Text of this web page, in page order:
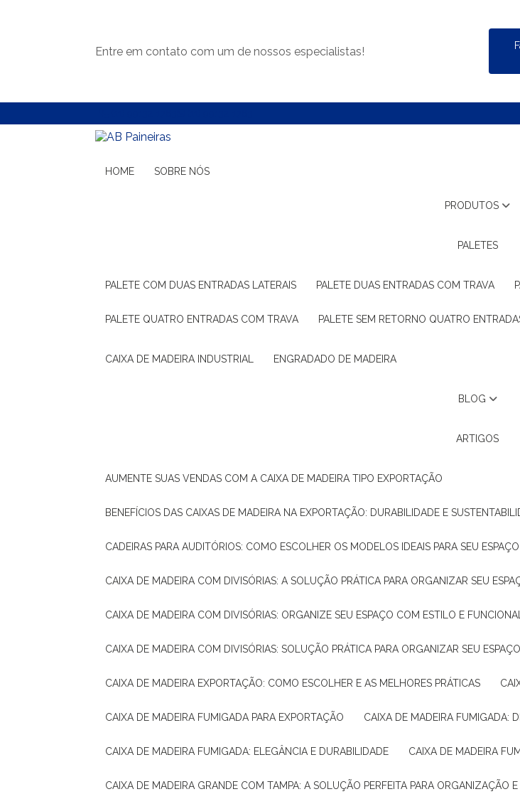
Entre em contato com um de nossos especialistas!
HOME SOBRE NÓS
PRODUTOS
PALETES
PALETE COM DUAS ENTRADAS LATERAIS PALETE DUAS ENTRADAS COM TRAVA
PALETE QUATRO ENTRADAS COM TRAVA PALETE SEM RETORNO QUATRO
CAIXA DE MADEIRA INDUSTRIAL ENGRADADO DE MADEIRA
BLOG
ARTIGOS
AUMENTE SUAS VENDAS COM A CAIXA DE MADEIRA TIPO EXPORTAÇÃO
BENEFÍCIOS DAS CAIXAS DE MADEIRA NA EXPORTAÇÃO: DURABILIDADE E
CADEIRAS PARA AUDITÓRIOS: COMO ESCOLHER OS MODELOS IDEAIS PARA SEU ESPAÇO
CAIXA DE MADEIRA COM DIVISÓRIAS: A SOLUÇÃO PRÁTICA PARA ORGANIZAR SEU
CAIXA DE MADEIRA COM DIVISÓRIAS: ORGANIZE SEU ESPAÇO COM ESTILO E
CAIXA DE MADEIRA COM DIVISÓRIAS: SOLUÇÃO PRÁTICA PARA ORGANIZAR SEU ESPAÇO
CAIXA DE MADEIRA EXPORTAÇÃO: COMO ESCOLHER E AS MELHORES PRÁTICAS
CAIXA DE MADEIRA FUMIGADA PARA EXPORTAÇÃO CAIXA DE MADEIRA FUMIGADA:
CAIXA DE MADEIRA FUMIGADA: ELEGÂNCIA E DURABILIDADE CAIXA DE MADEIRA
CAIXA DE MADEIRA GRANDE COM TAMPA: A SOLUÇÃO PERFEITA PARA ORGANIZAÇÃO